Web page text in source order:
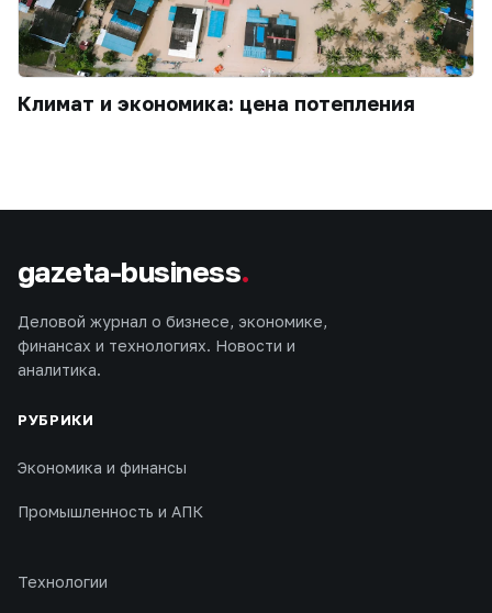
Климат и экономика: цена потепления
gazeta-business.
Деловой журнал о бизнесе, экономике,
финансах и технологиях. Новости и
аналитика.
РУБРИКИ
Экономика и финансы
Промышленность и АПК
Технологии